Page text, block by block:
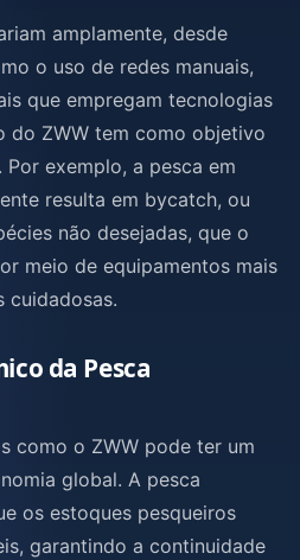
amplamente, desde
o uso de redes manuais,
que empregam tecnologias
do ZWW tem como objetivo
exemplo, a pesca em
resulta em bycatch, ou
não desejadas, que o
meio de equipamentos mais
cuidadosas.
da Pesca
como o ZWW pode ter um
global. A pesca
os estoques pesqueiros
garantindo a continuidade